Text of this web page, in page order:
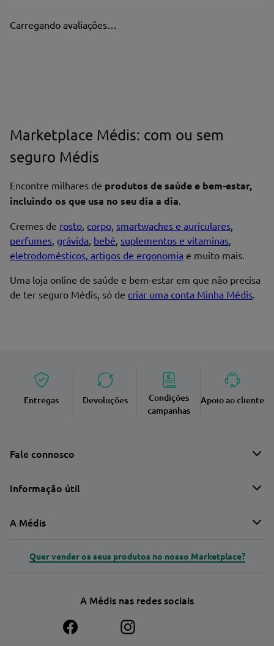
Título*
Nome*
Endereço de email
Carregando avaliações…
Marketplace Médis: com ou sem
seguro Médis
Encontre milhares de produtos de saúde e bem-estar,
incluindo os que usa no seu dia a dia.
Cremes de rosto, corpo, smartwaches e auriculares,
perfumes, grávida, bebé, suplementos e vitaminas,
eletrodomésticos, artigos de ergonomia e muito mais.
Uma loja online de saúde e bem-estar em que não precisa
de ter seguro Médis, só de criar uma conta Minha Médis.
Entregas Devoluções
Condições
campanhas
Apoio ao cliente
Fale connosco
Informação útil
A Médis
Quer vender os seus produtos no nosso Marketplace?
A Médis nas redes sociais